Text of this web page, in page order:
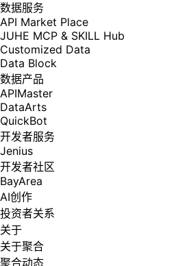
数据服务
API Market Place
JUHE MCP & SKILL Hub
Customized Data
Data Block
数据产品
APIMaster
DataArts
QuickBot
开发者服务
Jenius
开发者社区
BayArea
AI创作
投资者关系
关于
关于聚合
聚合动态